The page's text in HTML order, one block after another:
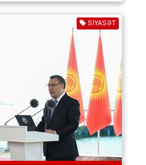
SIYASƏT